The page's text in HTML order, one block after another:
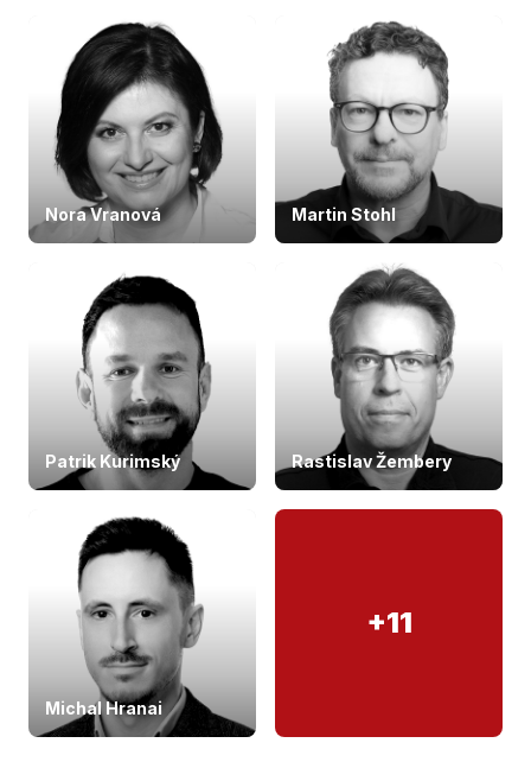
Nora Vranová Martin Stohl
Patrik Kurimský Rastislav Žembery
Michal Hranai
+11